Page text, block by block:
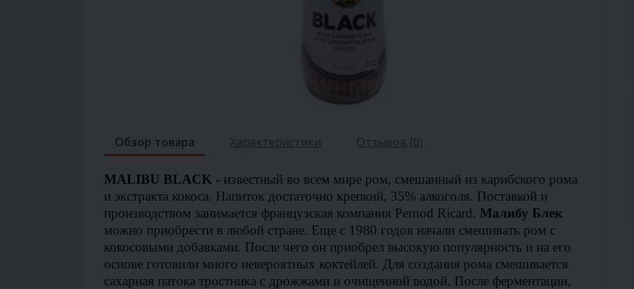
Обзор товара Характеристики Отзывов (0)
MALIBU BLACK - известный во всем мире ром, смешанный из карибского рома
и экстракта кокоса. Напиток достаточно крепкий, 35% алкоголя. Поставкой и
производством занимается французская компания Pernod Ricard. Малибу Блек
можно приобрести в любой стране. Еще с 1980 годов начали смешивать ром с
кокосовыми добавками. После чего он приобрел высокую популярность и на его
основе готовили много невероятных коктейлей. Для создания рома смешивается
сахарная патока тростника с дрожжами и очищенной водой. После ферментации,